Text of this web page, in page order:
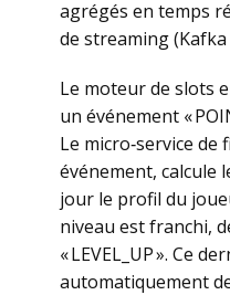
agrégés en temps
de streaming (Kafka
Le moteur de slots
un événement «
Le micro‑service de
événement, calcule
jour le profil du
niveau est franchi,
« LEVEL_UP ». Ce
automatiquement